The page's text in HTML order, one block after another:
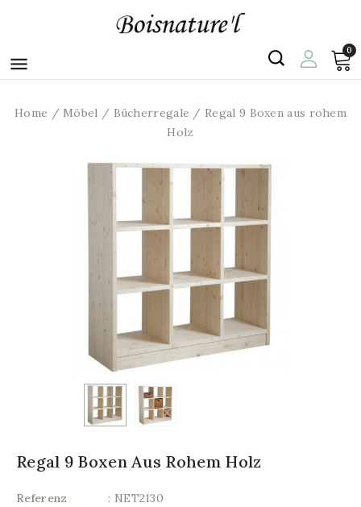

0
Home Möbel Bücherregale
Regal 9 Boxen aus rohem
Holz
Regal 9 Boxen Aus Rohem Holz
Referenz
: NET2130